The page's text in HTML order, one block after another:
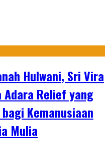
Hulwani, Sri Vira
Adara Relief yang
Kemanusiaan
Mulia